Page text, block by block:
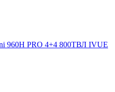
960Н PRO 4+4 800ТВЛ IVUE